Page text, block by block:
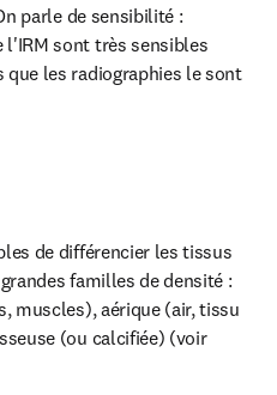
parle de sensibilité :
l'IRM sont très sensibles
les radiographies le sont
de différencier les tissus
familles de densité :
muscles), aérique (air, tissu
(ou calcifiée) (voir